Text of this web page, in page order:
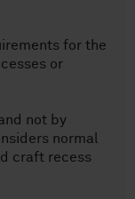
for the
or
not by
normal
craft recess